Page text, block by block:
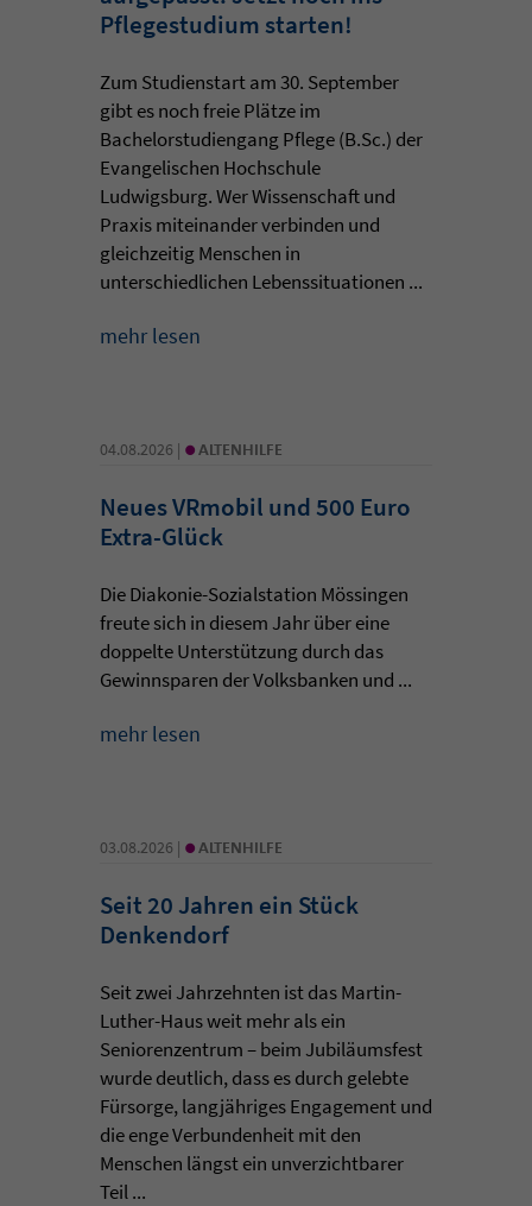
Pflegestudium starten!
Zum Studienstart am 30. September
gibt es noch freie Plätze im
Bachelorstudiengang Pflege (B.Sc.) der
Evangelischen Hochschule
Ludwigsburg. Wer Wissenschaft und
Praxis miteinander verbinden und
gleichzeitig Menschen in
unterschiedlichen Lebenssituationen ...
mehr lesen
04.08.2026 | • ALTENHILFE
Neues VRmobil und 500 Euro
Extra-Glück
Die Diakonie-Sozialstation Mössingen
freute sich in diesem Jahr über eine
doppelte Unterstützung durch das
Gewinnsparen der Volksbanken und ...
mehr lesen
03.08.2026 | • ALTENHILFE
Seit 20 Jahren ein Stück
Denkendorf
Seit zwei Jahrzehnten ist das Martin-
Luther-Haus weit mehr als ein
Seniorenzentrum – beim Jubiläumsfest
wurde deutlich, dass es durch gelebte
Fürsorge, langjähriges Engagement und
die enge Verbundenheit mit den
Menschen längst ein unverzichtbarer
Teil ...